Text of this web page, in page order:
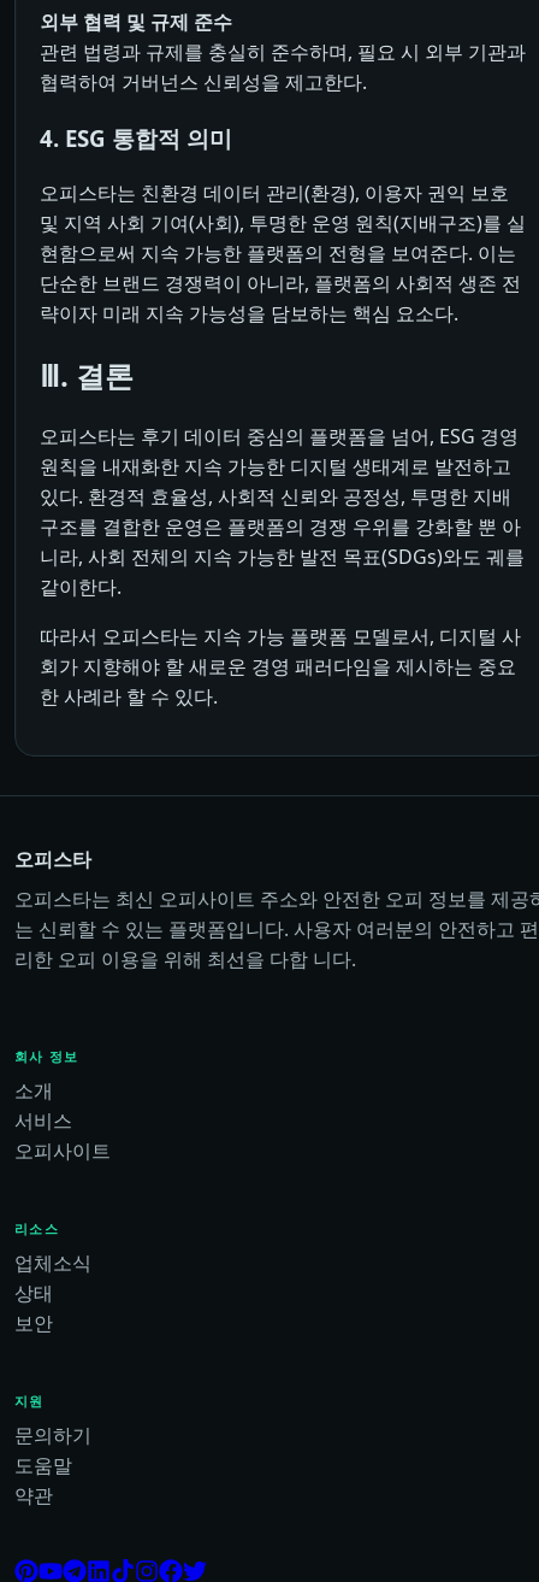
외부 협력 및 규제 준수
관련 법령과 규제를 충실히 준수하며, 필요 시 외부 기관과
협력하여 거버넌스 신뢰성을 제고한다.
4. ESG 통합적 의미
오피스타는 친환경 데이터 관리(환경), 이용자 권익 보호
및 지역 사회 기여(사회), 투명한 운영 원칙(지배구조)를 실
현함으로써 지속 가능한 플랫폼의 전형을 보여준다. 이는
단순한 브랜드 경쟁력이 아니라, 플랫폼의 사회적 생존 전
략이자 미래 지속 가능성을 담보하는 핵심 요소다.
Ⅲ. 결론
오피스타는 후기 데이터 중심의 플랫폼을 넘어, ESG 경영
원칙을 내재화한 지속 가능한 디지털 생태계로 발전하고
있다. 환경적 효율성, 사회적 신뢰와 공정성, 투명한 지배
구조를 결합한 운영은 플랫폼의 경쟁 우위를 강화할 뿐 아
니라, 사회 전체의 지속 가능한 발전 목표(SDGs)와도 궤를
같이한다.
따라서 오피스타는 지속 가능 플랫폼 모델로서, 디지털 사
회가 지향해야 할 새로운 경영 패러다임을 제시하는 중요
한 사례라 할 수 있다.
오피스타
오피스타는 최신 오피사이트 주소와 안전한 오피 정보를 제공
는 신뢰할 수 있는 플랫폼입니다. 사용자 여러분의 안전하고 편
리한 오피 이용을 위해 최선을 다합 니다.
회사 정보
소개
서비스
오피사이트
리소스
업체소식
상태
보안
지원
문의하기
도움말
약관